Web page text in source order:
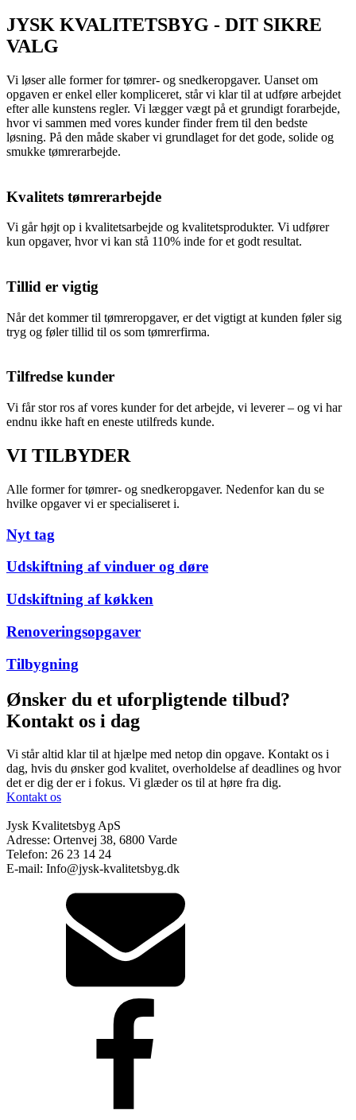
JYSK KVALITETSBYG - DIT SIKRE
VALG
Vi løser alle former for tømrer- og snedkeropgaver. Uanset om
opgaven er enkel eller kompliceret, står vi klar til at udføre arbejdet
efter alle kunstens regler. Vi lægger vægt på et grundigt forarbejde,
hvor vi sammen med vores kunder finder frem til den bedste
løsning. På den måde skaber vi grundlaget for det gode, solide og
smukke tømrerarbejde.
Kvalitets tømrerarbejde
Vi går højt op i kvalitetsarbejde og kvalitetsprodukter. Vi udfører
kun opgaver, hvor vi kan stå 110% inde for et godt resultat.
Tillid er vigtig
Når det kommer til tømreropgaver, er det vigtigt at kunden føler sig
tryg og føler tillid til os som tømrerfirma.
Tilfredse kunder
Vi får stor ros af vores kunder for det arbejde, vi leverer – og vi har
endnu ikke haft en eneste utilfreds kunde.
VI TILBYDER
Alle former for tømrer- og snedkeropgaver. Nedenfor kan du se
hvilke opgaver vi er specialiseret i.
Nyt tag
Udskiftning af vinduer og døre
Udskiftning af køkken
Renoveringsopgaver
Tilbygning
Ønsker du et uforpligtende tilbud?
Kontakt os i dag
Vi står altid klar til at hjælpe med netop din opgave. Kontakt os i
dag, hvis du ønsker god kvalitet, overholdelse af deadlines og hvor
det er dig der er i fokus. Vi glæder os til at høre fra dig.
Kontakt os
Jysk Kvalitetsbyg ApS
Adresse: Ortenvej 38, 6800 Varde
Telefon: 26 23 14 24
E-mail: Info@jysk-kvalitetsbyg.dk